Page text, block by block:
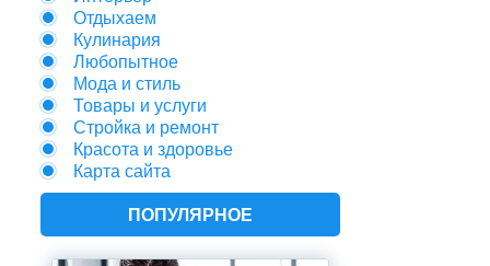
Отдыхаем
Кулинария
Любопытное
Мода и стиль
Товары и услуги
Стройка и ремонт
Красота и здоровье
Карта сайта
ПОПУЛЯРНОЕ